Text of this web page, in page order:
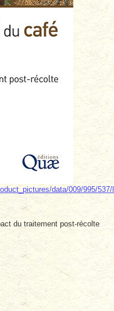
data/009/995/
du traitement post-récolte